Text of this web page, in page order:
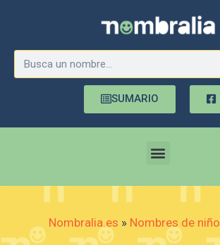
SUMARIO
Nombralia.es » Nombres de niño